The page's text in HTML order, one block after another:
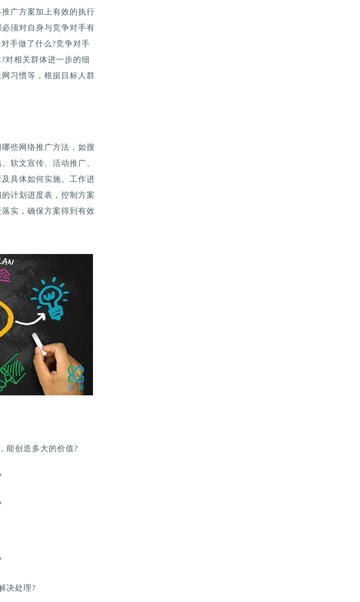
广方案加上有效的执行
须对自身与竞争对手有
手做了什么?竞争对手
对相关群体进一步的细
习惯等，根据目标人群
些网络推广方法，如搜
软文宣传、活动推广、
具体如何实施。工作进
计划进度表，控制方案
实，确保方案得到有效
能创造多大的价值?
决处理?